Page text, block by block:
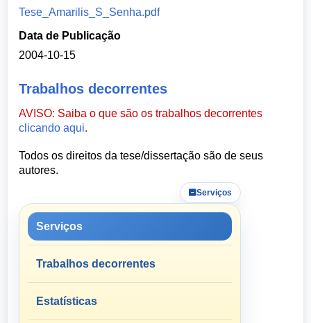
Tese_Amarilis_S_Senha.pdf
Data de Publicação
2004-10-15
Trabalhos decorrentes
AVISO: Saiba o que são os trabalhos decorrentes
clicando aqui.
Todos os direitos da tese/dissertação são de seus
autores.
Serviços
Serviços
Trabalhos decorrentes
Estatísticas